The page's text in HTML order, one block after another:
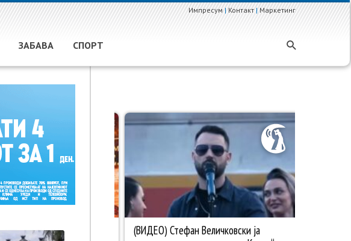
Импресум|Контакт|Маркетинг
ЗАБАВА СПОРТ